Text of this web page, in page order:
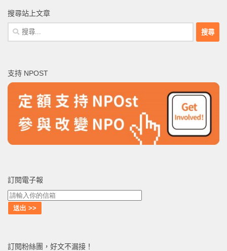
搜尋站上文章
搜
尋
字:
支持 NPOST
訂閱電子報
訂閱粉絲團，好文不漏接！